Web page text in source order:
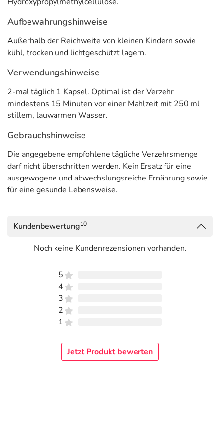
Inhaltsstoffe
Magnesium 300 mg
** Nährstoffbezugswerte gemäß EU-Verordnung Nr. 1169/2011
Adresse des Lebensmittel-Unternehmens
Münchner Straße 149
85051 Ingolstadt
Informationen zu diesem Lebensmittel (wie z. B. Zutaten,
Allergene) sind bei den Lebensmittelangaben als pdf
hinterlegt. (oben)
Aufbewahrungshinweise
Außerhalb der Reichweite von kleinen Kindern sowie
kühl, trocken und lichtgeschützt lagern.
Verwendungshinweise
2-mal täglich 1 Kapsel. Optimal ist der Verzehr
mindestens 15 Minuten vor einer Mahlzeit mit 250 ml
stillem, lauwarmen Wasser.
Gebrauchshinweise
Die angegebene empfohlene tägliche Verzehrsmenge
darf nicht überschritten werden. Kein Ersatz für eine
ausgewogene und abwechslungsreiche Ernährung sowie
für eine gesunde Lebensweise.
Kundenbewertung10
Noch keine Kundenrezensionen vorhanden.
5
4
3
2
1
Jetzt Produkt bewerten